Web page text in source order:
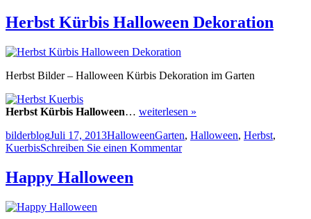
Halloween
Herbst Kürbis Halloween Dekoration
Herbst Bilder – Halloween Kürbis Dekoration im Garten
Herbst Kürbis Halloween… weiterlesen »
Autor
bilderblogVeröffentlicht
am
Juli 17, 2013Kategorien
HalloweenSchlagwörter
Garten, Halloween, Herbst,
KuerbisSchreiben Sie einen Kommentarzu
Happy Halloween